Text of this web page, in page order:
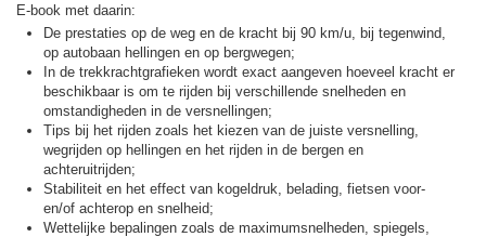
E-book met daarin:
De prestaties op de weg en de kracht bij 90 km/u, bij tegenwind,
op autobaan hellingen en op bergwegen;
In de trekkracht­grafieken wordt exact aangeven hoeveel kracht er
beschikbaar is om te rijden bij verschillende snelheden en
omstandigheden in de versnellingen;
Tips bij het rijden zoals het kiezen van de juiste versnelling,
wegrijden op hellingen en het rijden in de bergen en
achteruitrijden;
Stabiliteit en het effect van kogeldruk, belading, fietsen voor-
en/of achterop en snelheid;
Wettelijke bepalingen zoals de maximumsnelheden, spiegels,